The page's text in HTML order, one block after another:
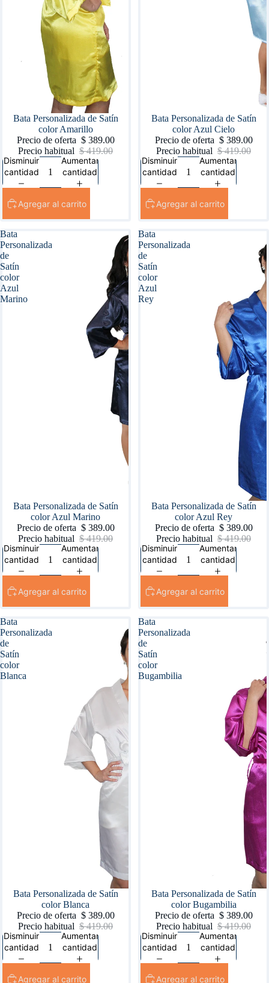
Oferta
Bata Personalizada de Satín
color Amarillo
Precio de oferta $ 389.00
Precio habitual $ 419.00
Disminuir
cantidad
Aumentar
cantidad
Agregar al carrito
Oferta
Bata Personalizada de Satín
color Azul Cielo
Precio de oferta $ 389.00
Precio habitual $ 419.00
Disminuir
cantidad
Aumentar
cantidad
Agregar al carrito
Bata
Personalizada
de
Satín
color
Azul
Marino
Oferta
Bata Personalizada de Satín
color Azul Marino
Precio de oferta $ 389.00
Precio habitual $ 419.00
Disminuir
cantidad
Aumentar
cantidad
Agregar al carrito
Bata
Personalizada
de
Satín
color
Azul
Rey
Oferta
Bata Personalizada de Satín
color Azul Rey
Precio de oferta $ 389.00
Precio habitual $ 419.00
Disminuir
cantidad
Aumentar
cantidad
Agregar al carrito
Bata
Personalizada
de
Satín
color
Blanca
Oferta
Bata Personalizada de Satín
color Blanca
Precio de oferta $ 389.00
Precio habitual $ 419.00
Disminuir
cantidad
Aumentar
cantidad
Agregar al carrito
Bata
Personalizada
de
Satín
color
Bugambilia
Oferta
Bata Personalizada de Satín
color Bugambilia
Precio de oferta $ 389.00
Precio habitual $ 419.00
Disminuir
cantidad
Aumentar
cantidad
Agregar al carrito